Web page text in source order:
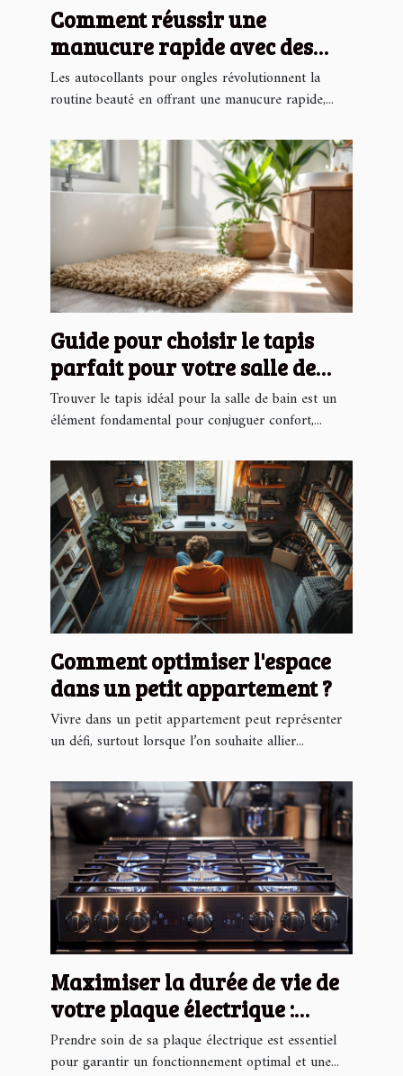
Comment réussir une
manucure rapide avec des
autocollants pour ongles ?
Les autocollants pour ongles révolutionnent la
routine beauté en offrant une manucure rapide,...
Guide pour choisir le tapis
parfait pour votre salle de
bain
Trouver le tapis idéal pour la salle de bain est un
élément fondamental pour conjuguer confort,...
Comment optimiser l'espace
dans un petit appartement ?
Vivre dans un petit appartement peut représenter
un défi, surtout lorsque l’on souhaite allier...
Maximiser la durée de vie de
votre plaque électrique :
conseils pratiques
Prendre soin de sa plaque électrique est essentiel
pour garantir un fonctionnement optimal et une...